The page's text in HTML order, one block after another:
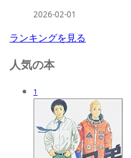
2026-02-01
ランキングを見る
人気の本
1